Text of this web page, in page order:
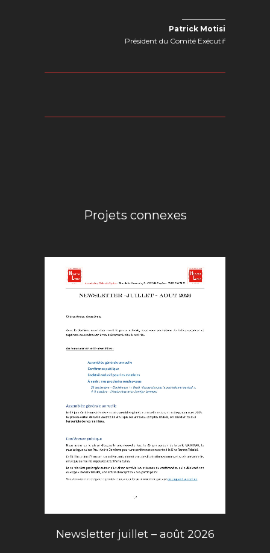
Patrick Motisi
Président du Comité Exécutif
Projets connexes
Newsletter juillet – août 2026